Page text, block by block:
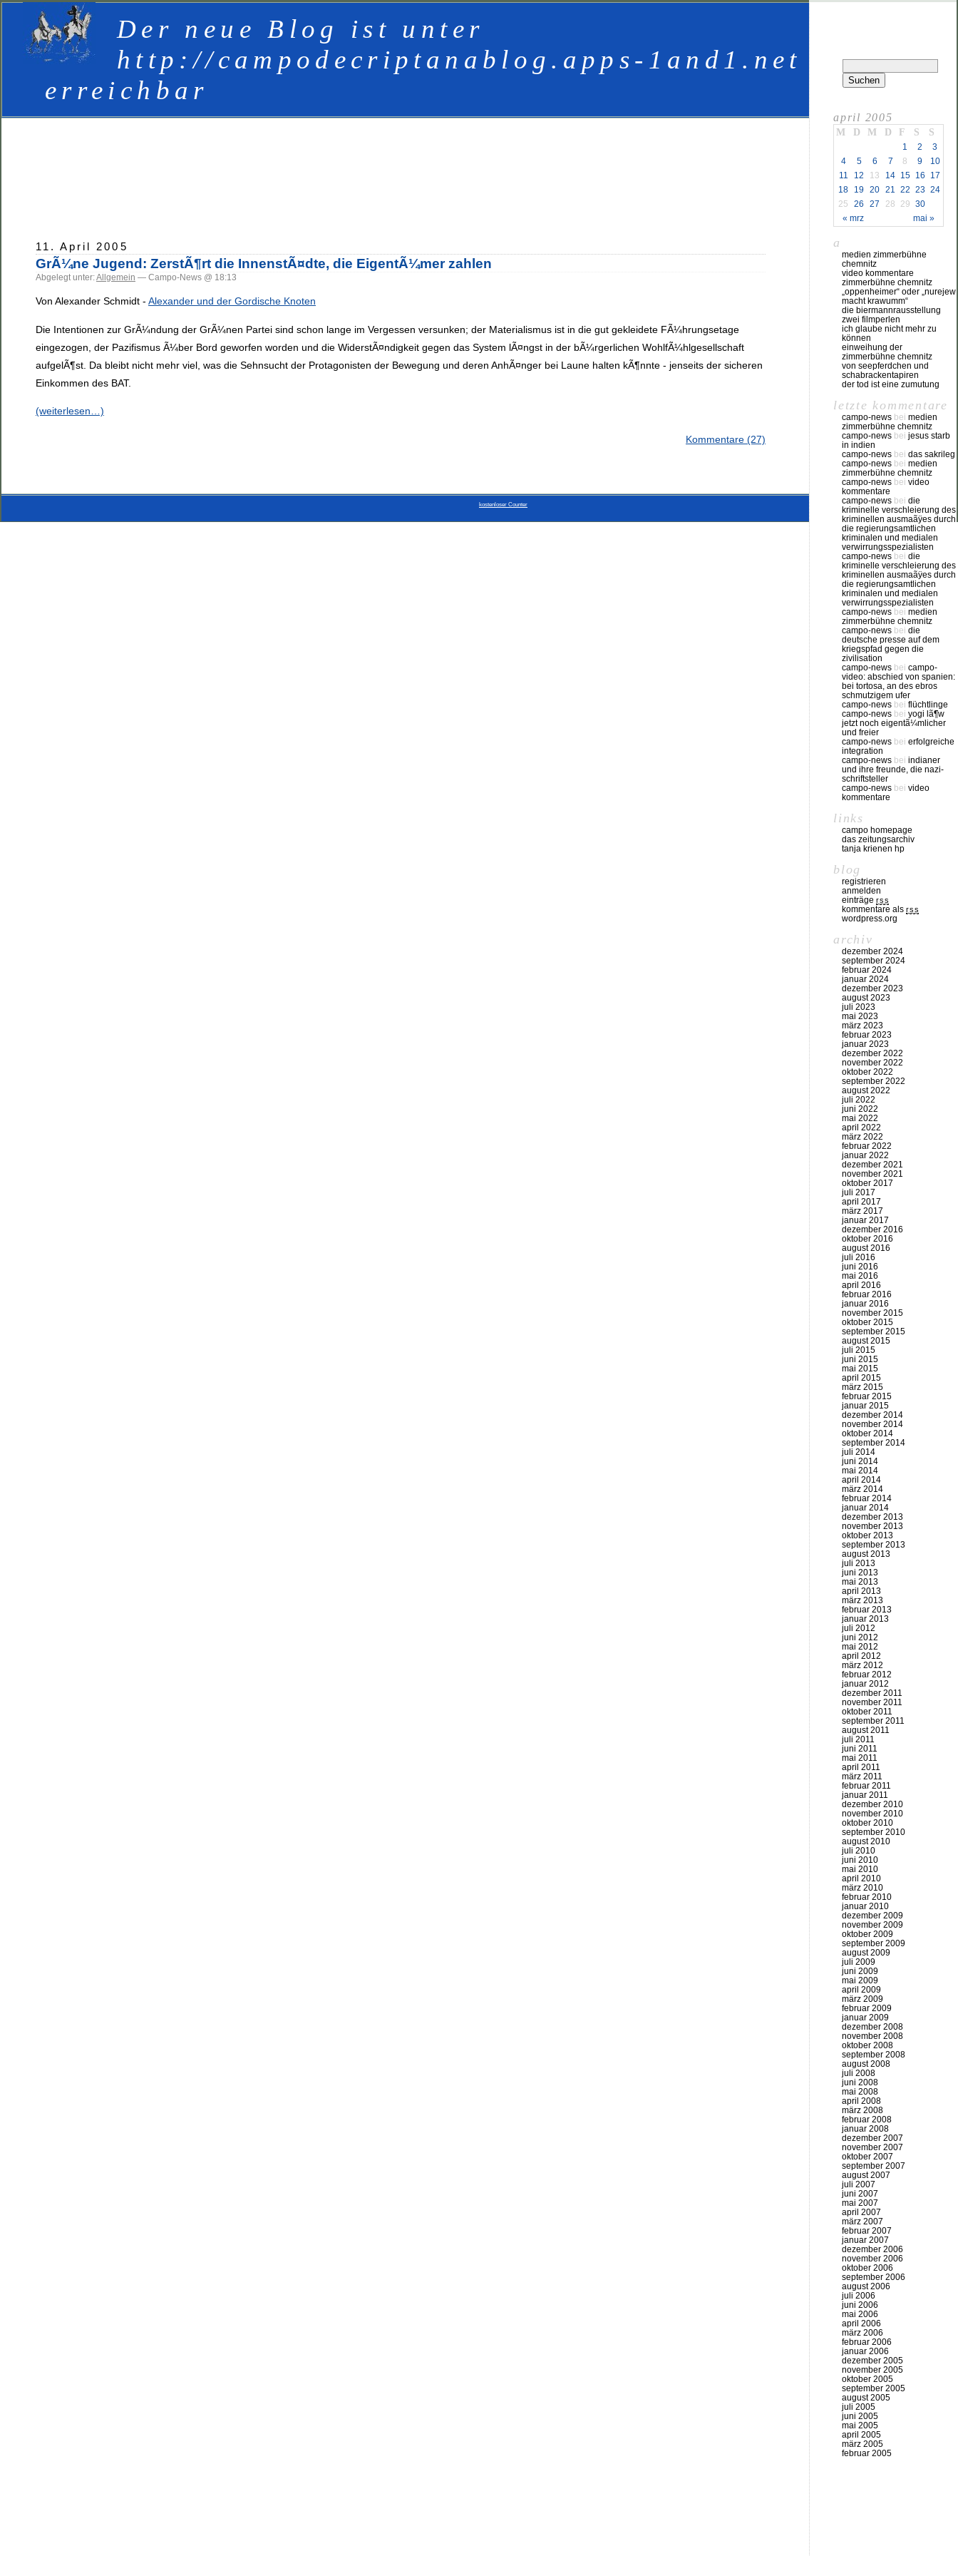
Der neue Blog ist unter
http://campodecriptanablog.apps-1and1.net
erreichbar
11. April 2005
GrÃ¼ne Jugend: ZerstÃ¶rt die InnenstÃ¤dte, die EigentÃ¼mer zahlen
Abgelegt unter:Allgemein — Campo-News @ 18:13
Von Alexander Schmidt - Alexander und der Gordische Knoten
Die Intentionen zur GrÃ¼ndung der GrÃ¼nen Partei sind schon lange im Vergessen versunken; der Materialismus ist in die gut gekleidete FÃ¼hrungsetage
eingezogen, der Pazifismus Ã¼ber Bord geworfen worden und die WiderstÃ¤ndigkeit gegen das System lÃ¤ngst in der bÃ¼rgerlichen WohlfÃ¼hlgesellschaft
aufgelÃ¶st. Da bleibt nicht mehr viel, was die Sehnsucht der Protagonisten der Bewegung und deren AnhÃ¤nger bei Laune halten kÃ¶nnte - jenseits der sicheren
Einkommen des BAT.
(weiterlesen…)
Kommentare (27)
april 2005
M D M D F S S
« mrz mai »
1 2
3
4
5 6 7 8 9
10
11
12 13 14 15 16
17
18
19 20 21 22 23 24
25
26 27 28 29 30
a
medien zimmerbühne
chemnitz
video kommentare
zimmerbühne chemnitz
„oppenheimer“ oder „nurejew
macht krawumm“
die biermannrausstellung
zwei filmperlen
ich glaube nicht mehr zu
können
einweihung der
zimmerbühne chemnitz
von seepferdchen und
schabrackentapiren
der tod ist eine zumutung
letzte kommentare
campo-news bei medien
zimmerbühne chemnitz
campo-news bei jesus starb
in indien
campo-news bei das sakrileg
campo-news bei medien
zimmerbühne chemnitz
campo-news bei video
kommentare
campo-news bei die
kriminelle verschleierung des
kriminellen ausmaãÿes durch
die regierungsamtlichen
kriminalen und medialen
verwirrungsspezialisten
campo-news bei die
kriminelle verschleierung des
kriminellen ausmaãÿes durch
die regierungsamtlichen
kriminalen und medialen
verwirrungsspezialisten
campo-news bei medien
zimmerbühne chemnitz
campo-news bei die
deutsche presse auf dem
kriegspfad gegen die
zivilisation
campo-news bei campo-
video: abschied von spanien:
bei tortosa, an des ebros
schmutzigem ufer
campo-news bei flüchtlinge
campo-news bei yogi lã¶w
jetzt noch eigentã¼mlicher
und freier
campo-news bei erfolgreiche
integration
campo-news bei indianer
und ihre freunde, die nazi-
schriftsteller
campo-news bei video
kommentare
links
campo homepage
das zeitungsarchiv
tanja krienen hp
blog
registrieren
anmelden
einträge rss
kommentare als rss
wordpress.org
archiv
dezember 2024
september 2024
februar 2024
januar 2024
dezember 2023
august 2023
juli 2023
mai 2023
märz 2023
februar 2023
januar 2023
dezember 2022
november 2022
oktober 2022
september 2022
august 2022
juli 2022
juni 2022
mai 2022
april 2022
märz 2022
februar 2022
januar 2022
dezember 2021
november 2021
oktober 2017
juli 2017
april 2017
märz 2017
januar 2017
dezember 2016
oktober 2016
august 2016
juli 2016
juni 2016
mai 2016
april 2016
februar 2016
januar 2016
november 2015
oktober 2015
september 2015
august 2015
juli 2015
juni 2015
mai 2015
april 2015
märz 2015
februar 2015
januar 2015
dezember 2014
november 2014
oktober 2014
september 2014
juli 2014
juni 2014
mai 2014
april 2014
märz 2014
februar 2014
januar 2014
dezember 2013
november 2013
oktober 2013
september 2013
august 2013
juli 2013
juni 2013
mai 2013
april 2013
märz 2013
februar 2013
januar 2013
juli 2012
juni 2012
mai 2012
april 2012
märz 2012
februar 2012
januar 2012
dezember 2011
november 2011
oktober 2011
september 2011
august 2011
juli 2011
juni 2011
mai 2011
april 2011
märz 2011
februar 2011
januar 2011
dezember 2010
november 2010
oktober 2010
september 2010
august 2010
juli 2010
juni 2010
mai 2010
april 2010
märz 2010
februar 2010
januar 2010
dezember 2009
november 2009
oktober 2009
september 2009
august 2009
juli 2009
juni 2009
mai 2009
april 2009
märz 2009
februar 2009
januar 2009
dezember 2008
november 2008
oktober 2008
september 2008
august 2008
juli 2008
juni 2008
mai 2008
april 2008
märz 2008
februar 2008
januar 2008
dezember 2007
november 2007
oktober 2007
september 2007
august 2007
juli 2007
juni 2007
mai 2007
april 2007
märz 2007
februar 2007
januar 2007
dezember 2006
november 2006
oktober 2006
september 2006
august 2006
juli 2006
juni 2006
mai 2006
april 2006
märz 2006
februar 2006
januar 2006
dezember 2005
november 2005
oktober 2005
september 2005
august 2005
juli 2005
juni 2005
mai 2005
april 2005
märz 2005
februar 2005
kostenloser Counter